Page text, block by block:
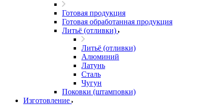
Готовая продукция
Готовая обработанная продукция
Литьё (отливки)
Литьё (отливки)
Алюминий
Латунь
Сталь
Чугун
Поковки (штамповки)
Изготовление